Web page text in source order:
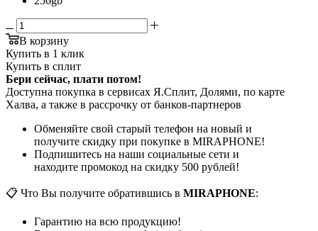
В корзину
Купить в 1 клик
Купить в сплит
Бери сейчас, плати потом!
Доступна покупка в сервисах Я.Сплит, Долями, по карте
Халва, а также в рассрочку от банков-партнеров
Обменяйте свой старый телефон на новый и
получите скидку при покупке в MIRAPHONE!
Подпишитесь на наши социальные сети и
находите промокод на скидку 500 рублей!
📋 Что Вы получите обратившись в MIRAPHONE:
Гарантию на всю продукцию!